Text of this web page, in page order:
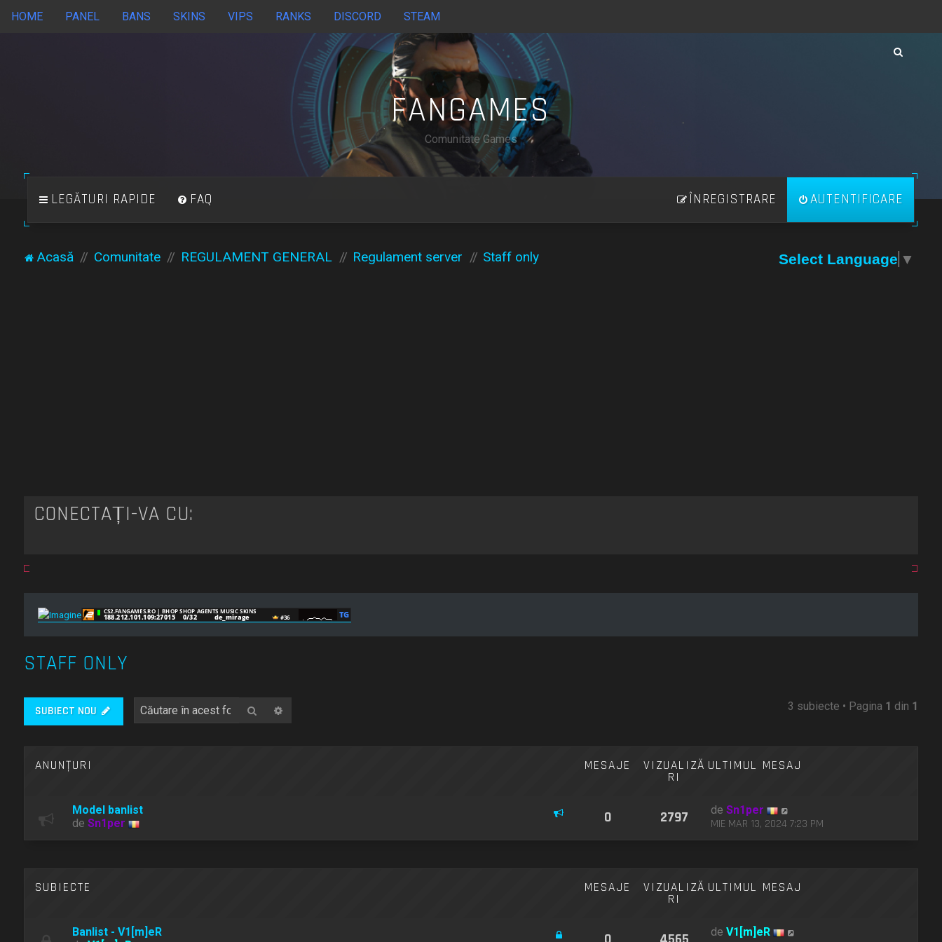
HOME PANEL BANS SKINS VIPS RANKS DISCORD STEAM
FANGAMES
Comunitate Games
LEGĂTURI RAPIDE FAQ AUTENTIFICARE
ÎNREGISTRARE
Acasă Comunitate REGULAMENT GENERAL Regulament server Staff only Select Language ▼
CONECTAȚI-VĂ CU:
STAFF ONLY
SUBIECT NOU Căutare 3 subiecte • Pagina 1 din 1
ANUNŢURI MESAJE VIZUALIZĂ
RI
ULTIMUL MESAJ
Model banlist
de Sn1per 0 2797 deSn1per
MIE MAR 13, 2024 7:23 PM
SUBIECTE MESAJE VIZUALIZĂ
RI
ULTIMUL MESAJ
Banlist - V1[m]eR
deV1[m]eR